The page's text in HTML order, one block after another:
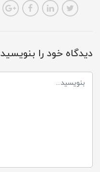
دیدگاه خود را بنویسید